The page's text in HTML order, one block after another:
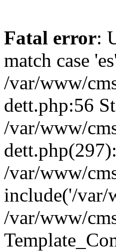
Fatal error:
match case
/var/www/
dett.php:56
/var/www/
/var/www/
include('/var/
/var/www/